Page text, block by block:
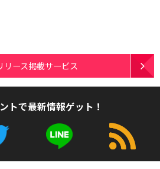
リース掲載サービス
トで最新情報ゲット！